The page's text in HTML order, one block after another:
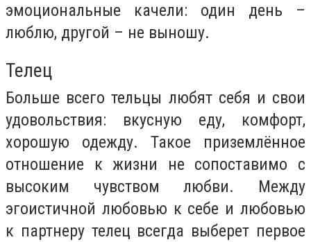
эмоциональные качели: один день –
люблю, другой – не выношу.
Телец
Больше всего тельцы любят себя и свои
удовольствия: вкусную еду, комфорт,
хорошую одежду. Такое приземлённое
отношение к жизни не сопоставимо с
высоким чувством любви. Между
эгоистичной любовью к себе и любовью
к партнеру телец всегда выберет первое